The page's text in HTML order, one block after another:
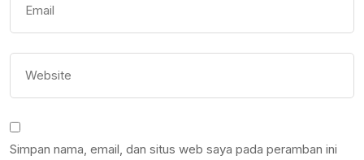
Simpan nama, email, dan situs web saya pada peramban ini